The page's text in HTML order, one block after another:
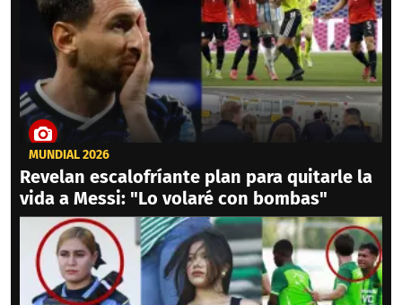
MUNDIAL 2026
Revelan escalofríante plan para quitarle la
vida a Messi: "Lo volaré con bombas"